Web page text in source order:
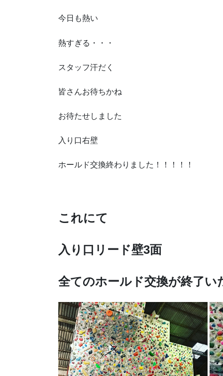
今日も熱い
熱すぎる・・・
スタッフ汗だく
皆さんお待ちかね
お待たせしました
入り口右壁
ホールド交換終わりました！！！！！
これにて
入り口リード壁3面
全てのホールド交換が終了い